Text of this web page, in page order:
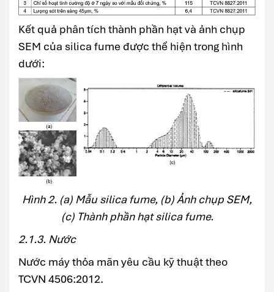
Kết quả phân tích thành phần hạt và ảnh chụp
SEM của silica fume được thể hiện trong hình
dưới:
Hình 2. (a) Mẫu silica fume, (b) Ảnh chụp SEM,
(c) Thành phần hạt silica fume.
2.1.3. Nước
Nước máy thỏa mãn yêu cầu kỹ thuật theo
TCVN 4506:2012.